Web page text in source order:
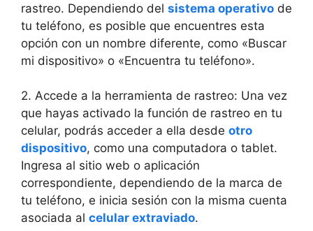
rastreo. Dependiendo del sistema operativo de
⁢tu teléfono, es ‍posible⁣ que encuentres esta
opción con un nombre ​diferente,‌ como «Buscar
mi dispositivo» o «Encuentra tu teléfono».
2. Accede a ⁣la herramienta de rastreo: Una vez
⁤que hayas activado⁢ la⁤ función‌ de rastreo en tu
celular, podrás acceder a ella desde otro
dispositivo, como una computadora o tablet.​
Ingresa al‌ sitio web o ⁤aplicación
correspondiente, dependiendo de la marca de
tu ‌teléfono, e inicia sesión con​ la ⁤misma cuenta
asociada al celular extraviado.